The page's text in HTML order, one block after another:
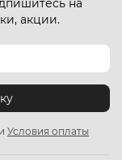
акции.
Условия оплаты